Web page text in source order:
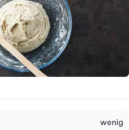
wenig